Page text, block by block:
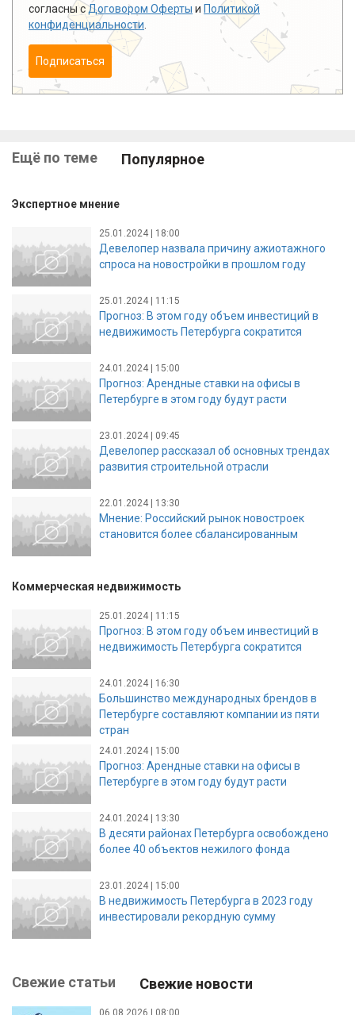
согласны сДоговором Оферты и Политикой
конфиденциальности
Подписаться
Ещё по теме Популярное
Экспертное мнение
25.01.2024 | 18:00
Девелопер назвала причину ажиотажного
спроса на новостройки в прошлом году
25.01.2024 | 11:15
Прогноз: В этом году объем инвестиций в
недвижимость Петербурга сократится
24.01.2024 | 15:00
Прогноз: Арендные ставки на офисы в
Петербурге в этом году будут расти
23.01.2024 | 09:45
Девелопер рассказал об основных трендах
развития строительной отрасли
22.01.2024 | 13:30
Мнение: Российский рынок новостроек
становится более сбалансированным
Коммерческая недвижимость
25.01.2024 | 11:15
Прогноз: В этом году объем инвестиций в
недвижимость Петербурга сократится
24.01.2024 | 16:30
Большинство международных брендов в
Петербурге составляют компании из пяти
стран
24.01.2024 | 15:00
Прогноз: Арендные ставки на офисы в
Петербурге в этом году будут расти
24.01.2024 | 13:30
В десяти районах Петербурга освобождено
более 40 объектов нежилого фонда
23.01.2024 | 15:00
В недвижимость Петербурга в 2023 году
инвестировали рекордную сумму
Свежие статьи Свежие новости
06.08.2026 | 08:00